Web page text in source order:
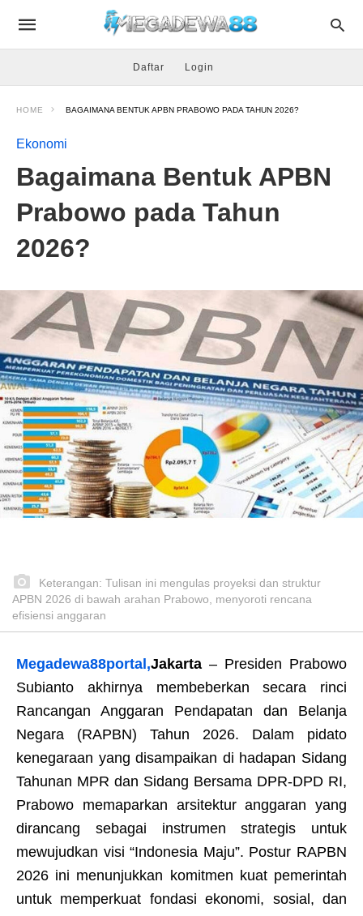
Daftar Login
HOME BAGAIMANA BENTUK APBN PRABOWO PADA TAHUN 2026?
Ekonomi
Bagaimana Bentuk APBN
Prabowo pada Tahun
2026?
Keterangan: Tulisan ini mengulas proyeksi dan struktur
APBN 2026 di bawah arahan Prabowo, menyoroti rencana
efisiensi anggaran
Megadewa88portal,Jakarta – Presiden Prabowo
Subianto akhirnya membeberkan secara rinci
Rancangan Anggaran Pendapatan dan Belanja
Negara (RAPBN) Tahun 2026. Dalam pidato
kenegaraan yang disampaikan di hadapan Sidang
Tahunan MPR dan Sidang Bersama DPR-DPD RI,
Prabowo memaparkan arsitektur anggaran yang
dirancang sebagai instrumen strategis untuk
mewujudkan visi “Indonesia Maju”. Postur RAPBN
2026 ini menunjukkan komitmen kuat pemerintah
untuk memperkuat fondasi ekonomi, sosial, dan